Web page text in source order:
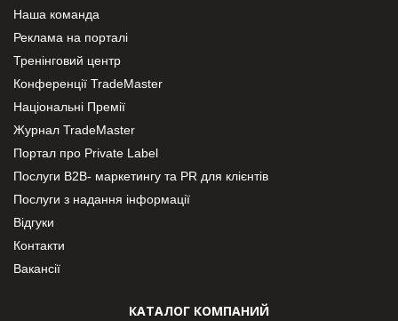
Наша команда
Реклама на порталі
Тренінговий центр
Конференції TradeMaster
Національні Премії
Журнал TradeMaster
Портал про Private Label
Послуги В2В- маркетингу та PR для клієнтів
Послуги з надання інформації
Відгуки
Контакти
Вакансії
КАТАЛОГ КОМПАНИЙ